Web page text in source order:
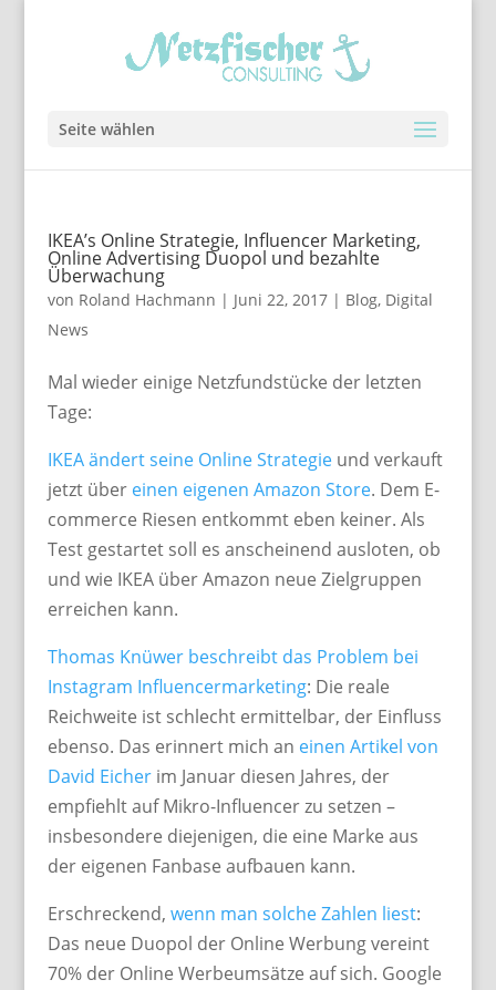
Seite wählen
IKEA’s Online Strategie, Influencer Marketing,
Online Advertising Duopol und bezahlte
Überwachung
von Roland Hachmann | Juni 22, 2017| Blog, Digital
News
Mal wieder einige Netzfundstücke der letzten
Tage:
IKEA ändert seine Online Strategieund verkauft
jetzt über einen eigenen Amazon Store. Dem E-
commerce Riesen entkommt eben keiner. Als
Test gestartet soll es anscheinend ausloten, ob
und wie IKEA über Amazon neue Zielgruppen
erreichen kann.
Thomas Knüwer beschreibt das Problem bei
Instagram Influencermarketing: Die reale
Reichweite ist schlecht ermittelbar, der Einfluss
ebenso. Das erinnert mich an einen Artikel von
David Eicherim Januar diesen Jahres, der
empfiehlt auf Mikro-Influencer zu setzen –
insbesondere diejenigen, die eine Marke aus
der eigenen Fanbase aufbauen kann.
Erschreckend, wenn man solche Zahlen liest:
Das neue Duopol der Online Werbung vereint
70% der Online Werbeumsätze auf sich. Google